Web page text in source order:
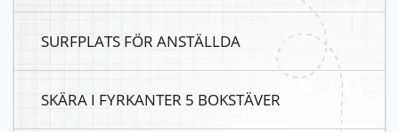
SURFPLATS FÖR ANSTÄLLDA
SKÄRA I FYRKANTER 5 BOKSTÄVER